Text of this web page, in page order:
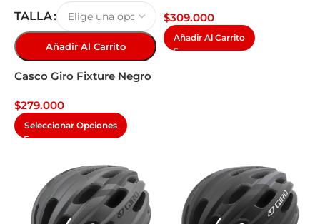
TALLA
Añadir Al Carrito
Casco Giro Fixture Negro
$279.000
Seleccionar Opciones
$309.000
Añadir Al Carrito